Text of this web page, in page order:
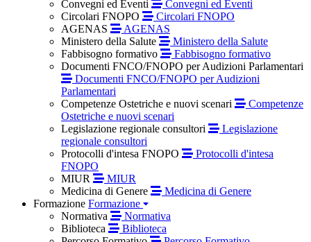
Convegni ed Eventi
Convegni ed Eventi
Circolari FNOPO
Circolari FNOPO
AGENAS
AGENAS
Ministero della Salute
Ministero della Salute
Fabbisogno formativo
Fabbisogno formativo
Documenti FNCO/FNOPO per Audizioni Parlamentari
Documenti FNCO/FNOPO per Audizioni
Parlamentari
Competenze Ostetriche e nuovi scenari
Competenze
Ostetriche e nuovi scenari
Legislazione regionale consultori
Legislazione
regionale consultori
Protocolli d'intesa FNOPO
Protocolli d'intesa
FNOPO
MIUR
MIUR
Medicina di Genere
Medicina di Genere
Formazione Formazione
Normativa
Normativa
Biblioteca
Biblioteca